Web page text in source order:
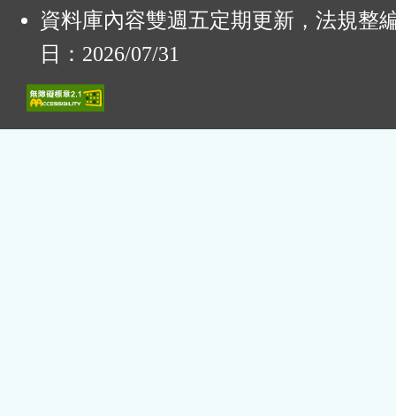
資料庫內容雙週五定期更新，法規整
日：2026/07/31